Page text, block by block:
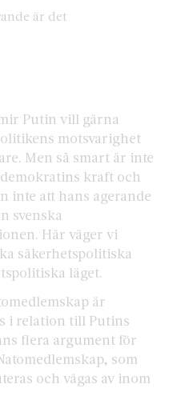
är det
Putin vill gärna
motsvarighet
Men så smart är inte
kraft och
inte att hans agerande
svenska
Här väger vi
säkerhetspolitiska
läget.
är
i relation till Putins
flera argument för
som
och vägas av inom